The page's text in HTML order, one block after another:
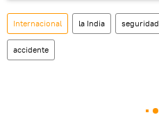
Internacional la India seguridad
accidente